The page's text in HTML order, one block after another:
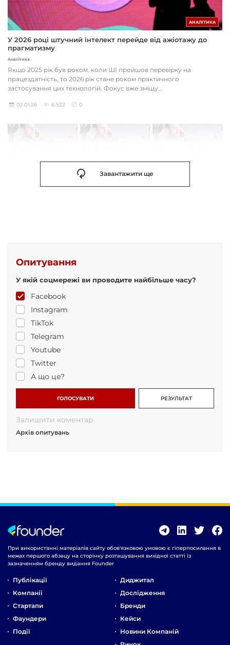
АНАЛІТИКА
У 2026 році штучний інтелект перейде від ажіотажу до
прагматизму
Аналітика
Якщо 2025 рік був роком, коли ШІ пройшов перевірку на
працездатність, то 2026 рік стане роком практичного
застосування цих технологій. Фокус вже зміщу...
02.01.26 6 522 0
Завантажити ще
Опитування
У якій соцмережі ви проводите найбільше часу?
Facebook
Instagram
TikTok
Telegram
Youtube
Twitter
А що це?
ГОЛОСУВАТИ РЕЗУЛЬТАТ
Залишити коментар
Архів опитувань
При використанні матеріалів сайту обов'язковою умовою є гіперпосилання в
межах першого абзацу на сторінку розташування вихідної статті із
зазначенням бренду видання Founder
Публікації
Компанії
Стартапи
Фаундери
Події
Диджитал
Дослідження
Бренди
Кейси
Новини Компаній